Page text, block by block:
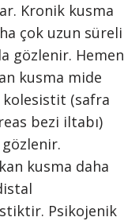
Kronik kusma
çok uzun süreli
gözlenir. Hemen
kusma mide
kolesistit (safra
bezi iltabı)
kusma daha
Psikojenik